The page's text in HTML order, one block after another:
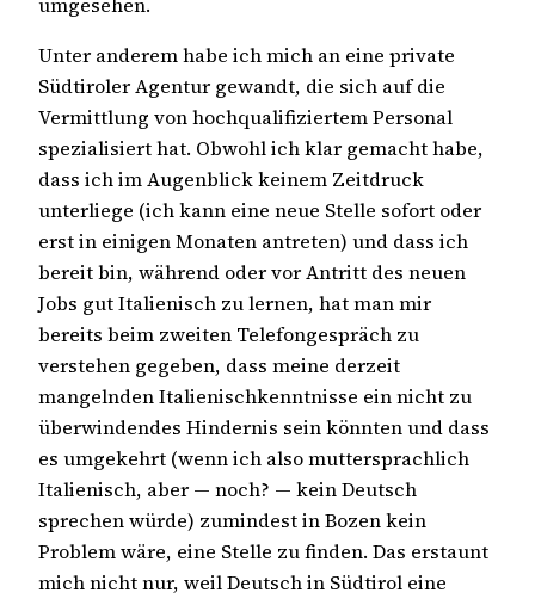
Unter anderem habe ich mich an eine private
Südtiroler Agentur gewandt, die sich auf die
Vermittlung von hochqualifiziertem Personal
spezialisiert hat. Obwohl ich klar gemacht habe,
dass ich im Augenblick keinem Zeitdruck
unterliege (ich kann eine neue Stelle sofort oder
erst in einigen Monaten antreten) und dass ich
bereit bin, während oder vor Antritt des neuen
Jobs gut Italienisch zu lernen, hat man mir
bereits beim zweiten Telefongespräch zu
verstehen gegeben, dass meine derzeit
mangelnden Italienischkenntnisse ein nicht zu
überwindendes Hindernis sein könnten und dass
es umgekehrt (wenn ich also muttersprachlich
Italienisch, aber — noch? — kein Deutsch
sprechen würde) zumindest in Bozen kein
Problem wäre, eine Stelle zu finden. Das erstaunt
mich nicht nur, weil Deutsch in Südtirol eine